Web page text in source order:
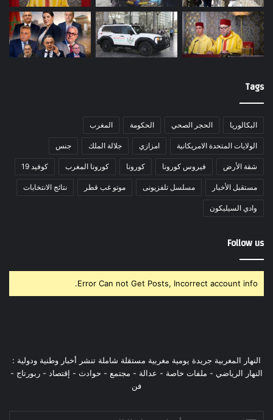
Tags
البكالوريا الحجر الصحي الحكومة المغرب
الولايات المتحدة الامريكانية امزازي جلالة الملك جنس
شقة الأرض فيروس كورونا كورونا كورونا المغرب كوفيد 19
مستقبل الأخبار مسلسل تلفزيونى موتو غب قطر نتائج الانتخابات
وادي السيليكون
Follow us
Error Can not Get Posts, Incorrect account info.
النهار المغربية جريدة يومية مغربية مستقلة شاملة تنشر أخبار وطنية ودولية :
النهار الرياضي - ملفات خاصة - عدالة - مجتمع - حوادث - إقتصاد - ربورتاج -
فن
أدخل